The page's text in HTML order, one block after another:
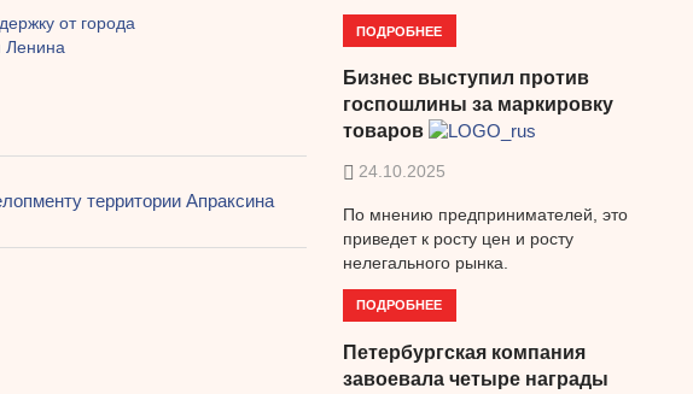
от города
Ленина
территории Апраксина
ПОДРОБНЕЕ
Бизнес выступил против
госпошлины за маркировку
товаров
24.10.2025
По мнению предпринимателей, это
приведет к росту цен и росту
нелегального рынка.
ПОДРОБНЕЕ
Петербургская компания
завоевала четыре награды